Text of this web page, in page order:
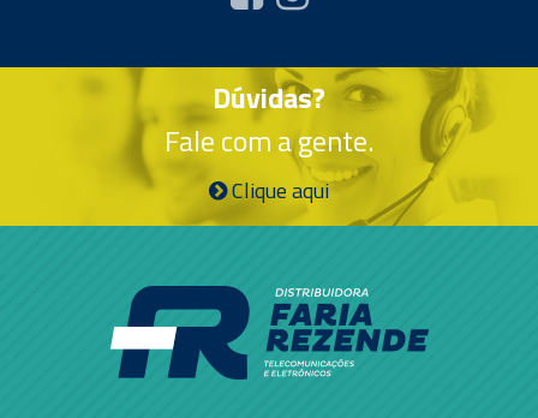
Dúvidas?
Fale com a gente.
Clique aqui